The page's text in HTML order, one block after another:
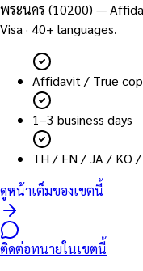
พระนคร (10200) —
Visa · 40+ languages.
Affidavit / True
1–3 business days
TH / EN / JA / KO
ดูหน้าเต็มของเขตนี้
ติดต่อทนายในเขตนี้